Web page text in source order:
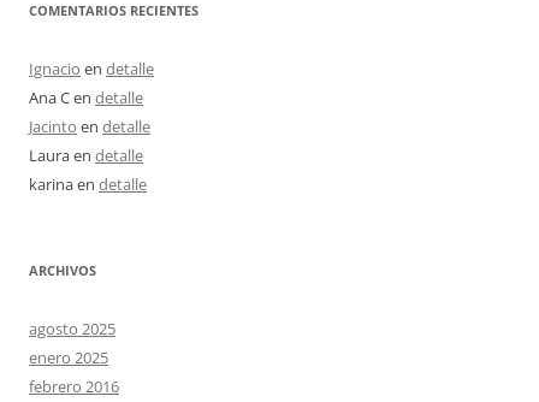
COMENTARIOS RECIENTES
Ignacio en detalle
Ana Cen detalle
Jacinto en detalle
Lauraen detalle
karinaen detalle
ARCHIVOS
agosto 2025
enero 2025
febrero 2016